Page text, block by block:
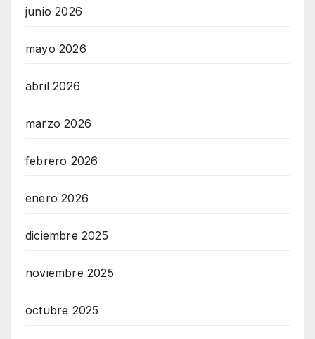
junio 2026
mayo 2026
abril 2026
marzo 2026
febrero 2026
enero 2026
diciembre 2025
noviembre 2025
octubre 2025